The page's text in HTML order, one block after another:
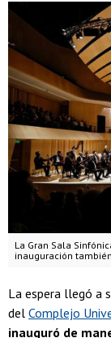
La Gran Sala
inauguración
La espera llegó a
del Complejo
inauguró de